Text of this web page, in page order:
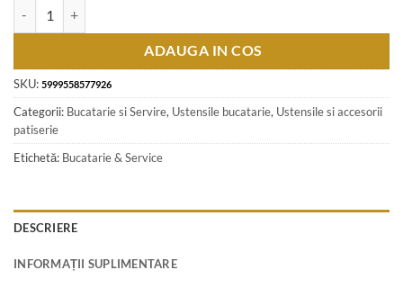
ADAUGA IN COS
SKU: 5999558577926
Categorii: Bucatarie si Servire, Ustensile bucatarie, Ustensile si accesorii
patiserie
Etichetă: Bucatarie & Service
DESCRIERE
INFORMAȚII SUPLIMENTARE